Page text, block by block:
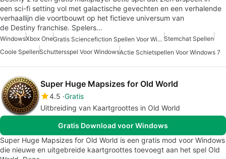
een sci-fi setting vol met galactische gevechten en een verhalende
verhaallijn die voortbouwt op het fictieve universum van
de Destiny franchise. Spelers…
WindowsXbox One Gratis Sciencefiction Spellen Voor Windows Stemchat Spellen
Coole SpellenSchuttersspel Voor WindowsActie Schietspellen Voor Windows 7
Super Huge Mapsizes for Old World
4.5 Gratis
Uitbreiding van Kaartgroottes in Old World
Gratis Download voor Windows
Super Huge Mapsizes for Old World is een gratis mod voor Windows
die nieuwe en uitgebreide kaartgroottes toevoegt aan het spel Old